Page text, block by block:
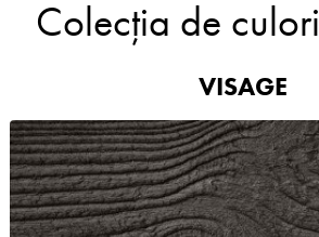
Colecția de
VISAGE